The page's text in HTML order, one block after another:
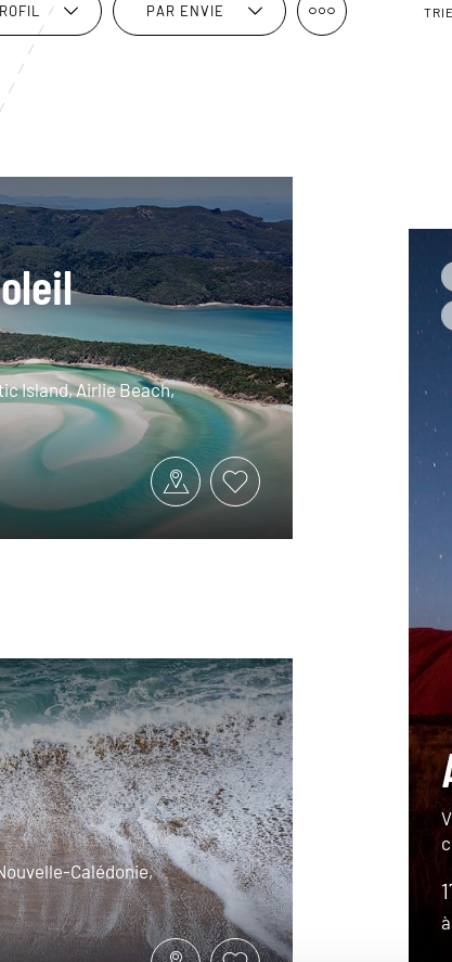
PAR ENVIE
Island, Airlie Beach,
Calédonie,